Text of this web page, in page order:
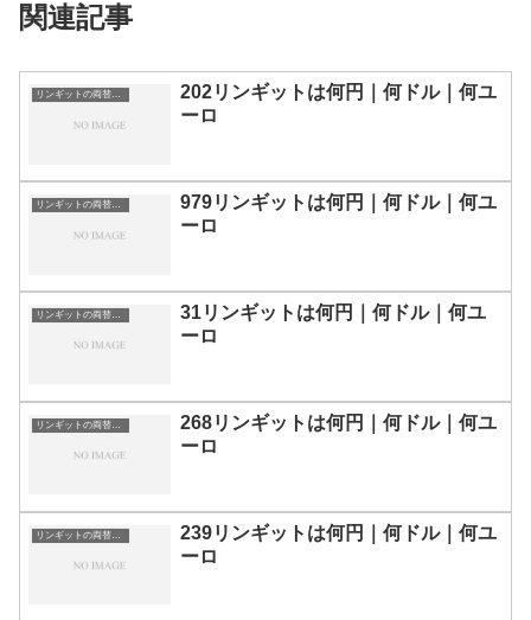
関連記事
リンギットの両替目安
202リンギットは何円｜何ドル｜何ユ
ーロ
リンギットの両替目安
979リンギットは何円｜何ドル｜何ユ
ーロ
リンギットの両替目安
31リンギットは何円｜何ドル｜何ユ
ーロ
リンギットの両替目安
268リンギットは何円｜何ドル｜何ユ
ーロ
リンギットの両替目安
239リンギットは何円｜何ドル｜何ユ
ーロ